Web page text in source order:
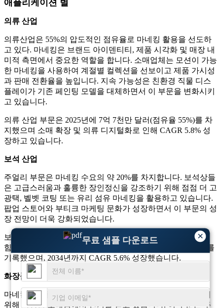
×
무료 샘플 다운로드
애플리케이션 별
의류 산업
의류산업은 55%의 압도적인 점유율로 마네킹 활용을 선도하
고 있다. 마네킹은 브랜드 아이덴티티, 제품 시각화 및 매장 내
미적 측면에서 중요한 역할을 합니다. 소매업체는 모션이 가능
한 마네킹을 사용하여 계절별 컬렉션을 선보이고 제품 가시성
과 판매 전환율을 높입니다. 지속 가능성은 친환경 직물 디스
플레이가 기존 페인팅 모델을 대체하면서 이 부문을 변화시키
고 있습니다.
의류 산업 부문은 2025년에 7억 7천만 달러(점유율 55%)를 차
지했으며 소매 확장 및 의류 디지털화로 인해 CAGR 5.8% 성
장하고 있습니다.
보석 산업
주얼리 부문은 마네킹 수요의 약 20%를 차지합니다. 보석상들
은 고급스러움과 훌륭한 장인정신을 강조하기 위해 점점 더 고
광택, 벨벳 코팅 또는 유리 섬유 마네킹을 활용하고 있습니다.
팝업 스토어와 부티크 마케팅 문화가 성장하면서 이 부문의 성
장 전망이 더욱 강화되었습니다.
보석 산업은 럭셔리 소매 및 이벤트 기반 영상 디스플레이에
힘입어 2025년에 20억 8천만 달러(점유율 20%)의 시장 가치를
기록했으며, 2034년까지 CAGR 5.6% 성장했습니다.
화장품 산업
마네킹은 미용 제품, 스킨케어 루틴 및 미적 테마를 시연하기
위해 화장품 소매점에서 인기를 얻고 있습니다. 이 부문은 주